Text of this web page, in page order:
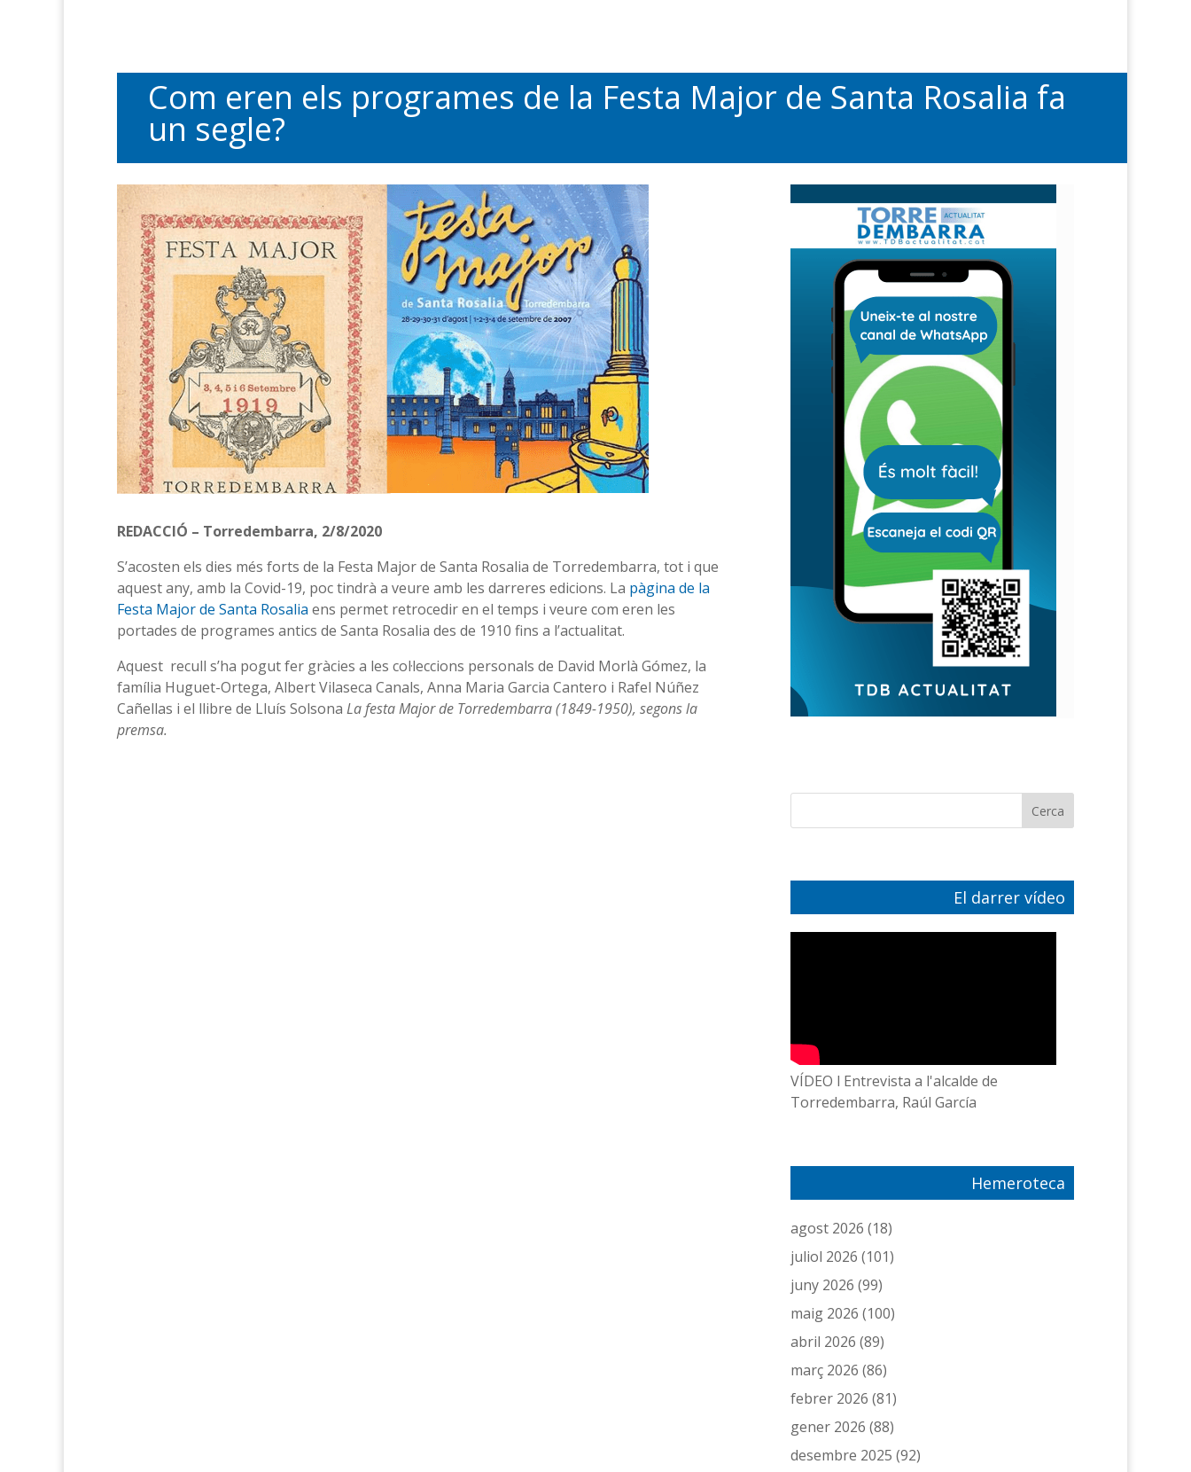
Com eren els programes de la Festa Major de Santa Rosalia fa
un segle?
REDACCIÓ – Torredembarra, 2/8/2020
S’acosten els dies més forts de la Festa Major de Santa Rosalia de Torredembarra, tot i que
aquest any, amb la Covid-19, poc tindrà a veure amb les darreres edicions. La pàgina de la
Festa Major de Santa Rosalia ens permet retrocedir en el temps i veure com eren les
portades de programes antics de Santa Rosalia des de 1910 fins a l’actualitat.
Aquest recull s’ha pogut fer gràcies a les col·leccions personals de David Morlà Gómez, la
família Huguet-Ortega, Albert Vilaseca Canals, Anna Maria Garcia Cantero i Rafel Núñez
Cañellas i el llibre de Lluís Solsona La festa Major de Torredembarra (1849-1950), segons la
premsa.
El darrer vídeo
VÍDEO l Entrevista a l'alcalde de
Torredembarra, Raúl García
Hemeroteca
agost 2026 (18)
juliol 2026 (101)
juny 2026 (99)
maig 2026 (100)
abril 2026 (89)
març 2026 (86)
febrer 2026 (81)
gener 2026 (88)
desembre 2025 (92)